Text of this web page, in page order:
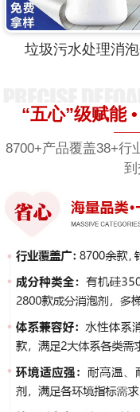
垃圾污水处理消泡
“五心”级赋能 •
8700+产品覆盖38+